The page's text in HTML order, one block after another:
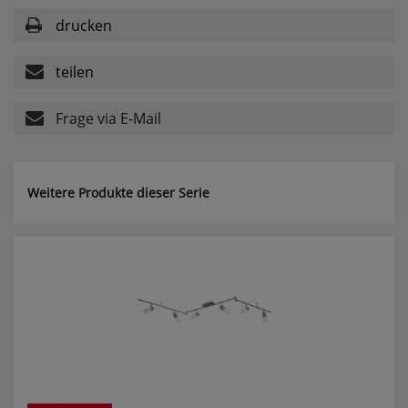
drucken
teilen
Frage via E-Mail
Weitere Produkte dieser Serie
Persönliche Begrüßung
eingeben müssen.
im Design anders darstellen zu können.
Speichern des Suchbegriffes
nicht erneut eingeben müssen.